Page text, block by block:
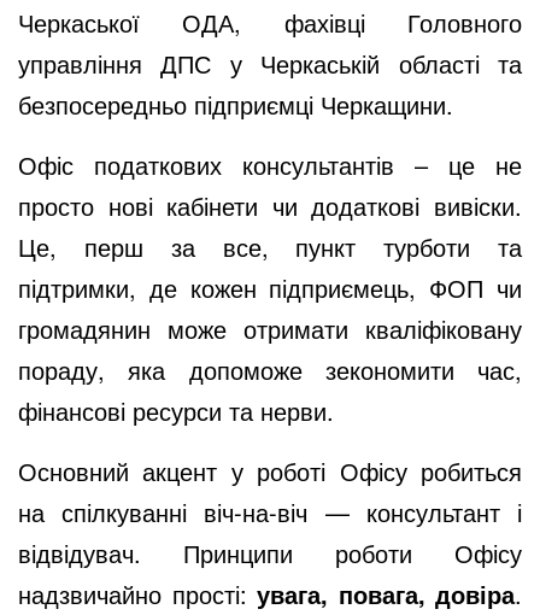
Черкаської ОДА, фахівці Головного
управління ДПС у Черкаській області та
безпосередньо підприємці Черкащини.
Офіс податкових консультантів – це не
просто нові кабінети чи додаткові вивіски.
Це, перш за все, пункт турботи та
підтримки, де кожен підприємець, ФОП чи
громадянин може отримати кваліфіковану
пораду, яка допоможе зекономити час,
фінансові ресурси та нерви.
Основний акцент у роботі Офісу робиться
на спілкуванні віч-на-віч — консультант і
відвідувач. Принципи роботи Офісу
надзвичайно прості: увага, повага, довіра.